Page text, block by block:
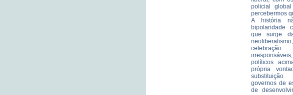
policial
percebermos
A história
bipolaridade
que surge
políticos
própria
governos de
de